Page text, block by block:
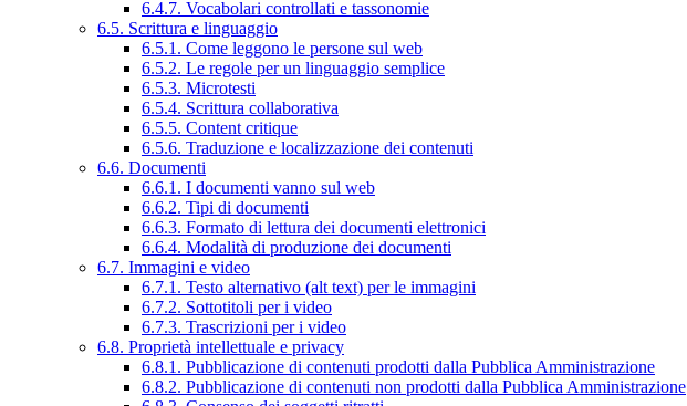
6.4.7. Vocabolari controllati e tassonomie
6.5. Scrittura e linguaggio
6.5.1. Come leggono le persone sul web
6.5.2. Le regole per un linguaggio semplice
6.5.3. Microtesti
6.5.4. Scrittura collaborativa
6.5.5. Content critique
6.5.6. Traduzione e localizzazione dei contenuti
6.6. Documenti
6.6.1. I documenti vanno sul web
6.6.2. Tipi di documenti
6.6.3. Formato di lettura dei documenti elettronici
6.6.4. Modalità di produzione dei documenti
6.7. Immagini e video
6.7.1. Testo alternativo (alt text) per le immagini
6.7.2. Sottotitoli per i video
6.7.3. Trascrizioni per i video
6.8. Proprietà intellettuale e privacy
6.8.1. Pubblicazione di contenuti prodotti dalla Pubblica Amministrazione
6.8.2. Pubblicazione di contenuti non prodotti dalla Pubblica Amministrazione